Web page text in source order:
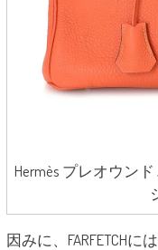
Hermès プレオウン
因みに、FARFETCH